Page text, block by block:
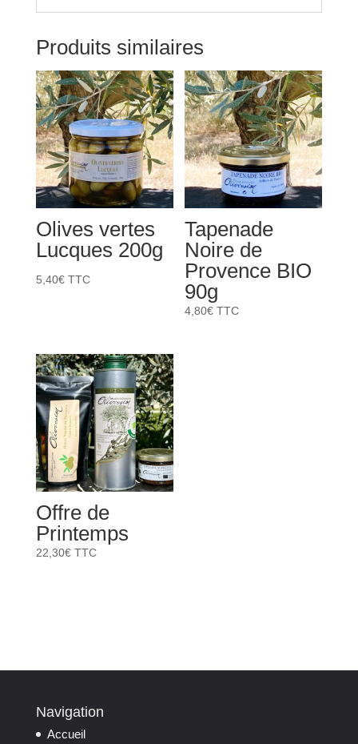
Produits similaires
Olives vertes
Lucques 200g
5,40€ TTC
Tapenade
Noire de
Provence BIO
90g
4,80€ TTC
Offre de
Printemps
22,30€ TTC
Navigation
Accueil